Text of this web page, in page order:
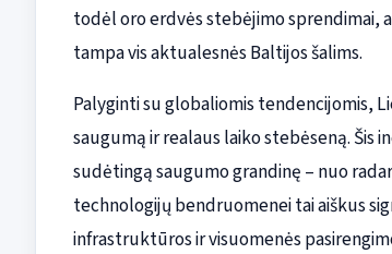
todėl oro erdvės stebėjimo
tampa vis aktualesnės Baltijos šalims.
Palyginti su globaliomis tendencijomis,
saugumą ir realaus laiko stebėseną.
sudėtingą saugumo grandinę – nuo
technologijų bendruomenei tai aiškus
infrastruktūros ir visuomenės